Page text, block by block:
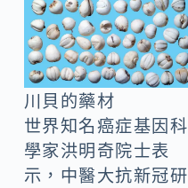
川貝的藥材
世界知名癌症基因科
學家洪明奇院士表
示，中醫大抗新冠研